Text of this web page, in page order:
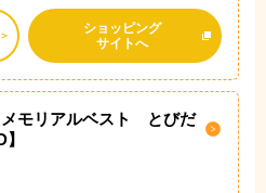
ショッピング
サイトへ
メモリアルベスト とびだ